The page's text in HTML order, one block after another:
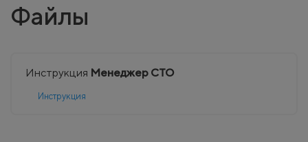
Файлы
Инструкция Менеджер СТО
Инструкция